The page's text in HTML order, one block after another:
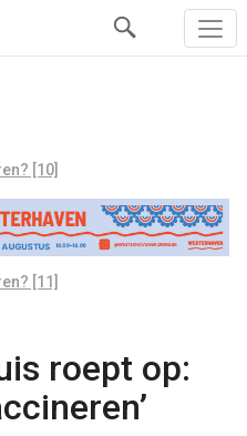
[10]
[11]
roept op: